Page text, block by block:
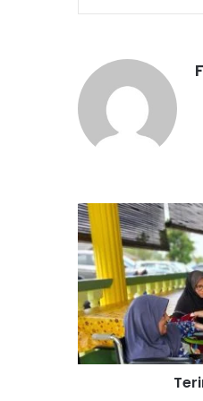
T
e
r
i
m
a
k
a
s